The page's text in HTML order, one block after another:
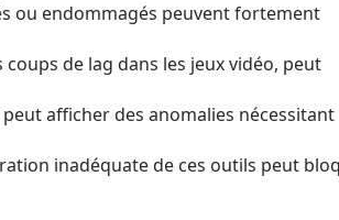
ou endommagés peuvent fortement
coups de lag dans les jeux vidéo, peut
afficher des anomalies nécessitant
inadéquate de ces outils peut